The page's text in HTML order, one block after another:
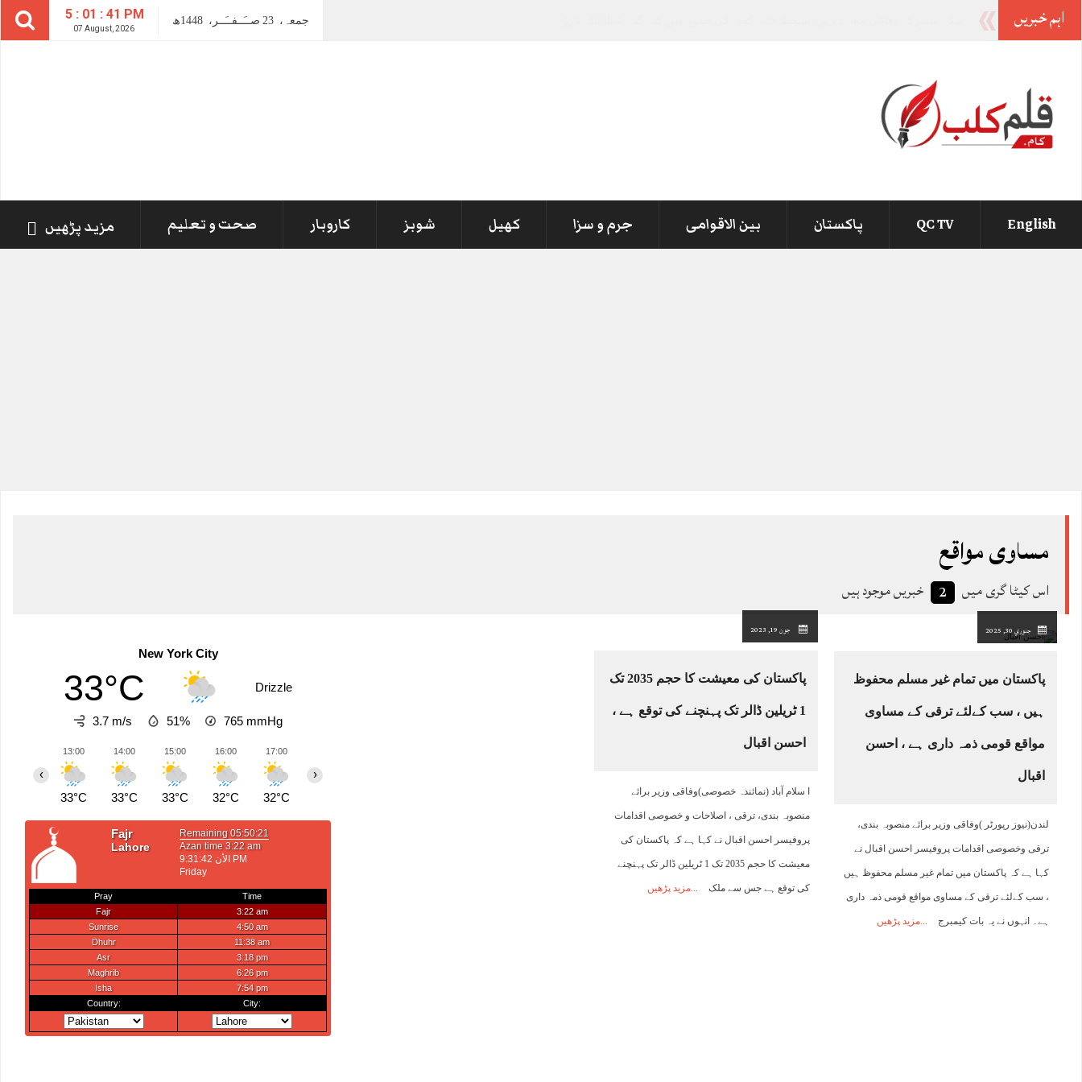
5 : 01 : 43 PM
07 August, 2026
جمعہ، 23 صــَــفــَــر، 1448ھ اہم خبریں
English
QC TV پاکستان بین الاقوامی جرم و سزا کھیل شوبز کاروبار صحت و تعلیم مزید پڑھیں
مساوی مواقع
اس کیٹا گری میں 2 خبریں موجود ہیں
New York City
33°C Drizzle
3.7 m/s 51% 765 mmHg
13:00
33°C
14:00
33°C
15:00
33°C
16:00
32°C
17:00
32°C 25°C 25°C 25°C
03:00
25°C
05:00 06:00 07:00 08:00
‹ ›
جنوري 30, 2025
پاکستان میں تمام غیر مسلم محفوظ
ہیں ، سب کےلئے ترقی کے مساوی
مواقع قومی ذمہ داری ہے ، احسن
اقبال
لندن(نیوز رپورٹر )وفاقی وزیر برائے منصوبہ بندی،
ترقی وخصوصی اقدامات پروفیسر احسن اقبال نے
کہا ہے کہ پاکستان میں تمام غیر مسلم محفوظ ہیں
، سب کےلئے ترقی کے مساوی مواقع قومی ذمہ داری
ہے۔ انہوں نے یہ بات کیمبرج مزید پڑھیں
جون 19, 2023
پاکستان کی معیشت کا حجم 2035 تک
1 ٹریلین ڈالر تک پہنچنے کی توقع ہے ،
احسن اقبال
ا سلام آباد (نمائندہ خصوصی)وفاقی وزیر برائے
منصوبہ بندی، ترقی ، اصلاحات و خصوصی اقدامات
پروفیسر احسن اقبال نے کہا ہے کہ پاکستان کی
معیشت کا حجم 2035 تک 1 ٹریلین ڈالر تک پہنچنے
کی توقع ہے جس سے ملک مزید پڑھیں